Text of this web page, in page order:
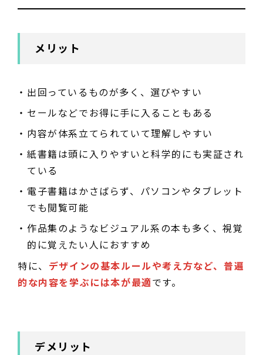
メリット
出回っているものが多く、選びやすい
セールなどでお得に手に入ることもある
内容が体系立てられていて理解しやすい
紙書籍は頭に入りやすいと科学的にも実証され
ている
電子書籍はかさばらず、パソコンやタブレット
でも閲覧可能
作品集のようなビジュアル系の本も多く、視覚
的に覚えたい人におすすめ
特に、 デザインの基本ルールや考え方など、普遍
的な内容を学ぶには本が最適です。
デメリット